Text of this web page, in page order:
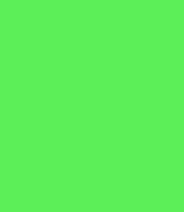
郡山町703
ちら
ご不明な点がありましたらお気軽に
。 また、随時ご見学を行っており
にお電話ください。